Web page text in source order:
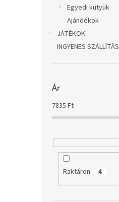
Egyedi kütyük
Ajándékok
JÁTÉKOK
INGYENES SZÁLLÍTÁS
Ár
7835 Ft
Raktáron 4